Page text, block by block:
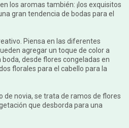
los aromas también: ¡los exquisitos
gran tendencia de bodas para el
Piensa en las diferentes
agregar un toque de color a
desde flores congeladas en
florales para el cabello para la
de novia, se trata de ramos de flores
que desborda para una